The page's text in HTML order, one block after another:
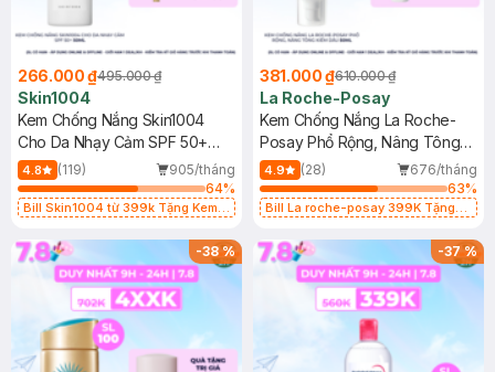
266.000 ₫495.000 ₫
Skin1004
Kem Chống Nắng Skin1004
Cho Da Nhạy Cảm SPF 50+
50ml
4.8 (119)
905/tháng
64%
Bill Skin1004 từ 399k Tặng Kem
SPF 50+ 20ml (SL Có Hạn)
381.000 ₫610.000 ₫
La Roche-Posay
Kem Chống Nắng La Roche-
Posay Phổ Rộng, Nâng Tông
Kiềm Dầu 50ml
4.9 (28)
676/tháng
63%
Bill La roche-posay 399K Tặng
(SL có hạn)
-38% -37%